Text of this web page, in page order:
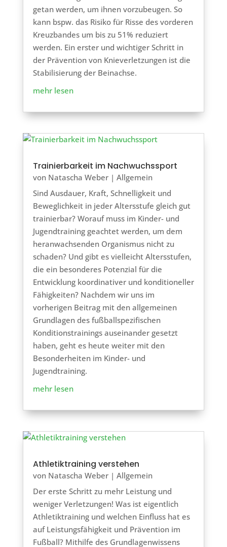
getan werden, um ihnen vorzubeugen. So
kann bspw. das Risiko für Risse des vorderen
Kreuzbandes um bis zu 51% reduziert
werden. Ein erster und wichtiger Schritt in
der Prävention von Knieverletzungen ist die
Stabilisierung der Beinachse.
mehr lesen
Trainierbarkeit im Nachwuchssport
von Natascha Weber| Allgemein
Sind Ausdauer, Kraft, Schnelligkeit und
Beweglichkeit in jeder Altersstufe gleich gut
trainierbar? Worauf muss im Kinder- und
Jugendtraining geachtet werden, um dem
heranwachsenden Organismus nicht zu
schaden? Und gibt es vielleicht Altersstufen,
die ein besonderes Potenzial für die
Entwicklung koordinativer und konditioneller
Fähigkeiten? Nachdem wir uns im
vorherigen Beitrag mit den allgemeinen
Grundlagen des fußballspezifischen
Konditionstrainings auseinander gesetzt
haben, geht es heute weiter mit den
Besonderheiten im Kinder- und
Jugendtraining.
mehr lesen
Athletiktraining verstehen
von Natascha Weber| Allgemein
Der erste Schritt zu mehr Leistung und
weniger Verletzungen! Was ist eigentlich
Athletiktraining und welchen Einfluss hat es
auf Leistungsfähigkeit und Prävention im
Fußball? Mithilfe des Grundlagenwissens